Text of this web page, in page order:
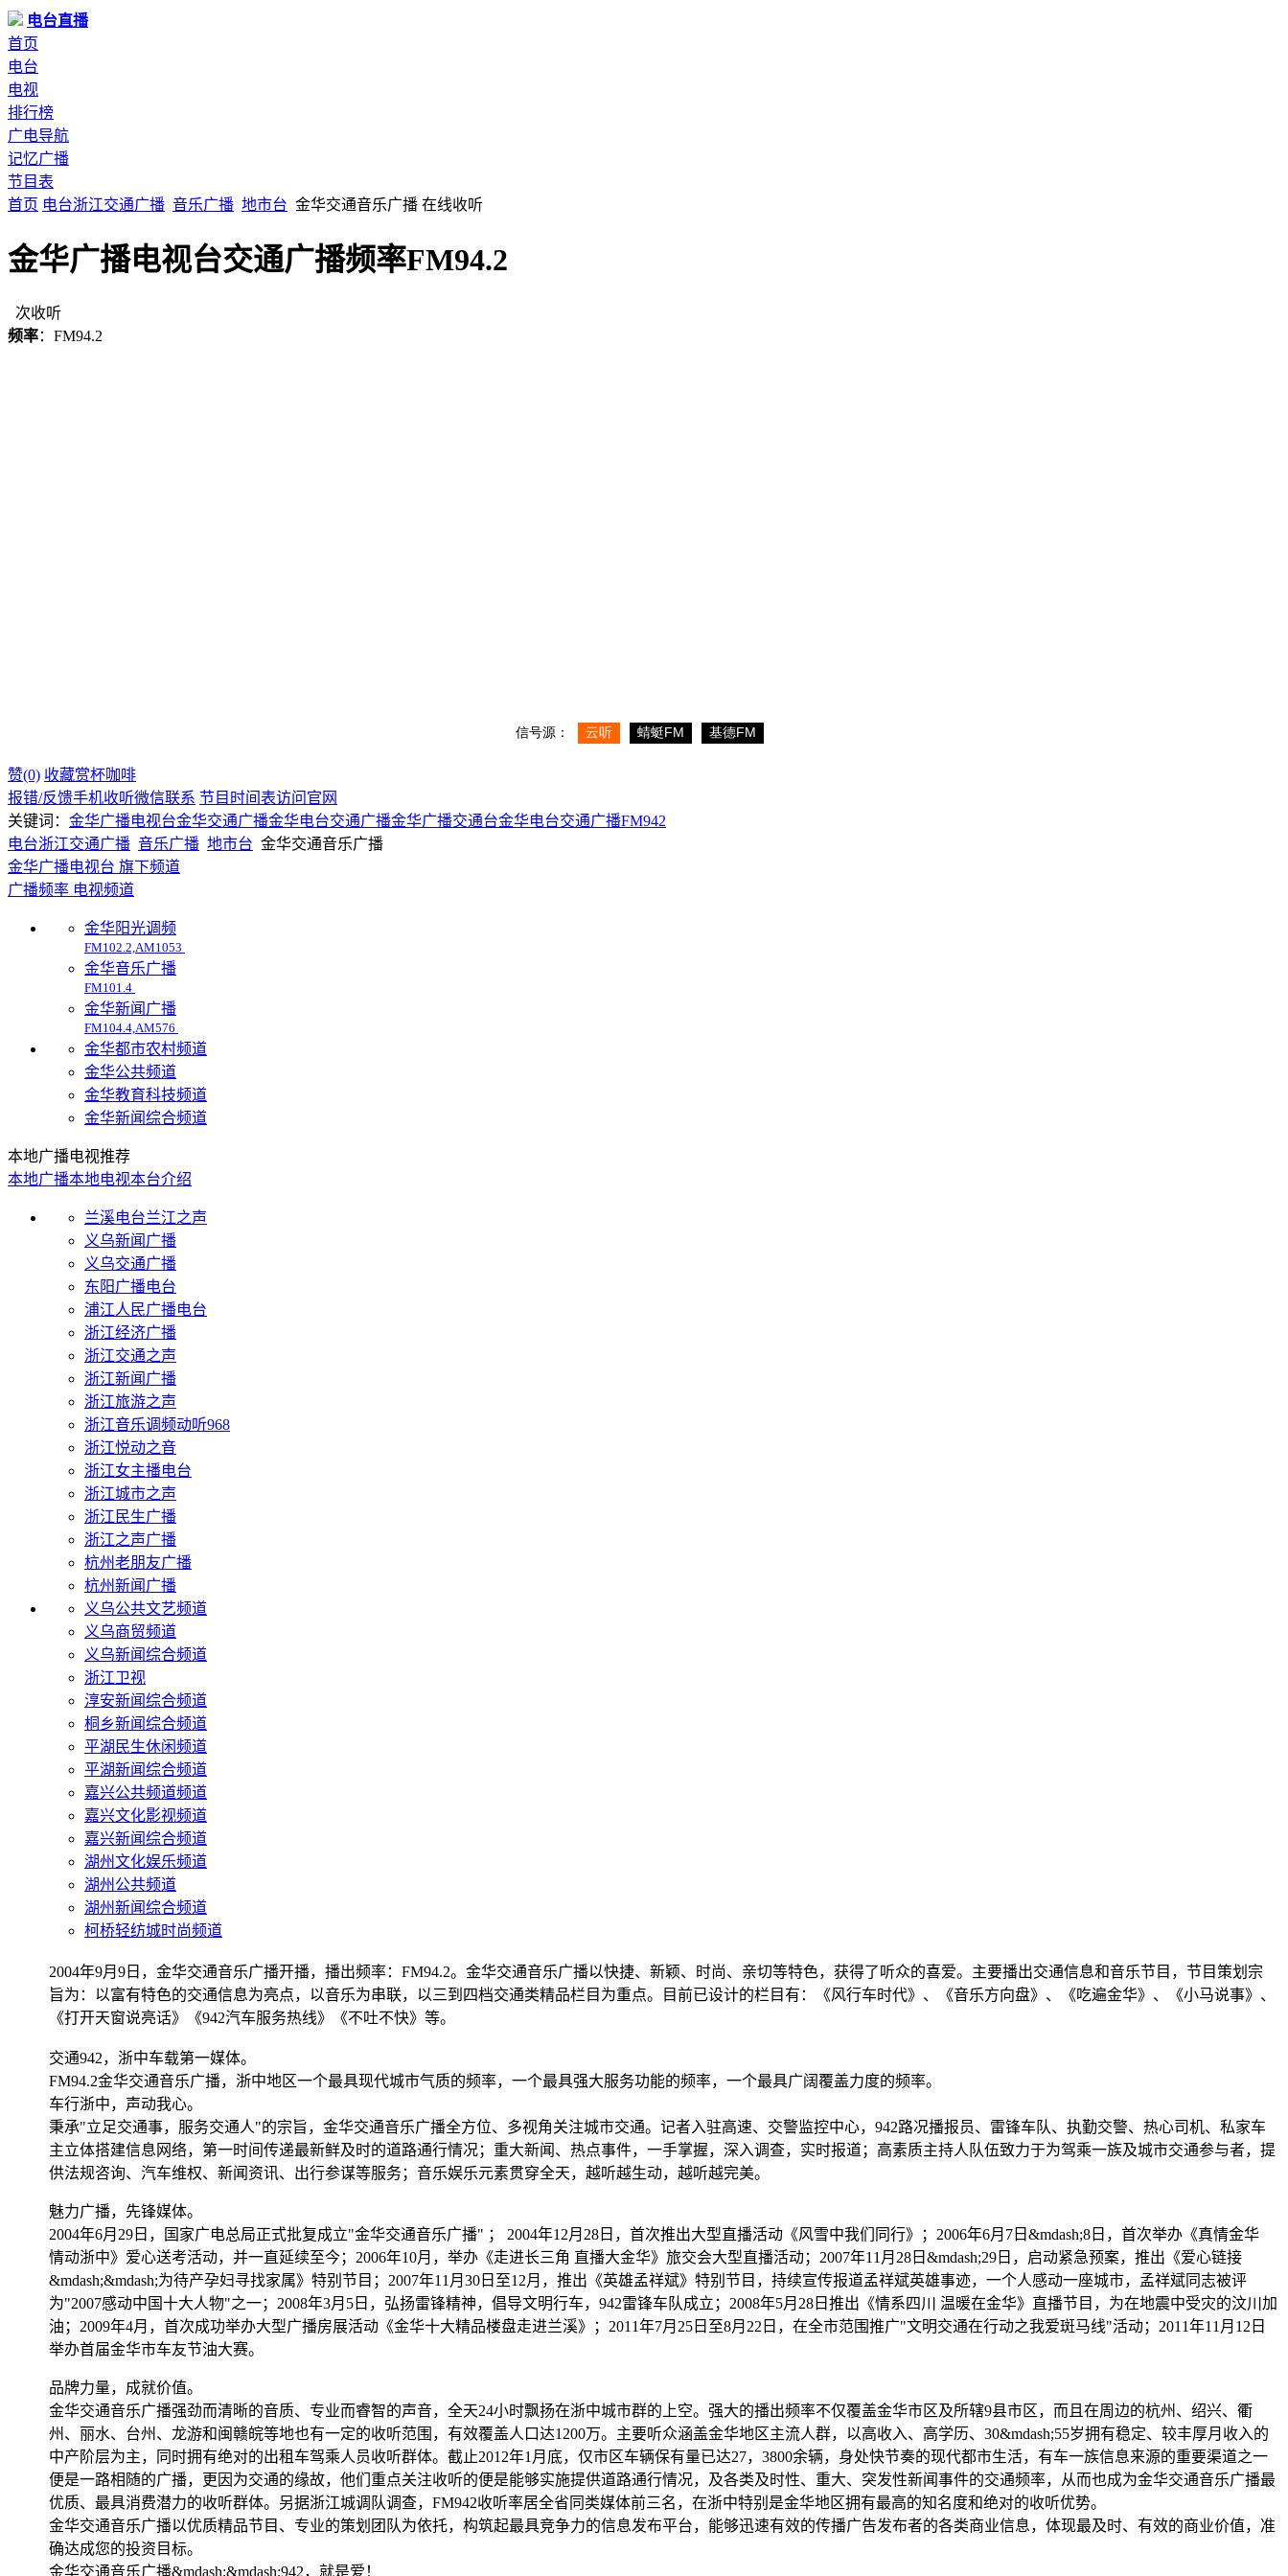
电台直播
首页
电台
电视
排行榜
广电导航
记忆广播
节目表
首页 电台浙江交通广播 音乐广播 地市台 金华交通音乐广播 在线收听
金华广播电视台交通广播频率FM94.2
次收听
频率：FM94.2
赞(0) 收藏赏杯咖啡
报错/反馈手机收听微信联系 节目时间表访问官网
关键词： 金华广播电视台金华交通广播金华电台交通广播金华广播交通台金华电台交通广播FM942
电台浙江交通广播 音乐广播 地市台 金华交通音乐广播
金华广播电视台 旗下频道
广播频率 电视频道
金华阳光调频
FM102.2,AM1053
金华音乐广播
FM101.4
金华新闻广播
FM104.4,AM576
金华都市农村频道
金华公共频道
金华教育科技频道
金华新闻综合频道
本地广播电视推荐
本地广播本地电视本台介绍
兰溪电台兰江之声
义乌新闻广播
义乌交通广播
东阳广播电台
浦江人民广播电台
浙江经济广播
浙江交通之声
浙江新闻广播
浙江旅游之声
浙江音乐调频动听968
浙江悦动之音
浙江女主播电台
浙江城市之声
浙江民生广播
浙江之声广播
杭州老朋友广播
杭州新闻广播
义乌公共文艺频道
义乌商贸频道
义乌新闻综合频道
浙江卫视
淳安新闻综合频道
桐乡新闻综合频道
平湖民生休闲频道
平湖新闻综合频道
嘉兴公共频道频道
嘉兴文化影视频道
嘉兴新闻综合频道
湖州文化娱乐频道
湖州公共频道
湖州新闻综合频道
柯桥轻纺城时尚频道
2004年9月9日，金华交通音乐广播开播，播出频率：FM94.2。金华交通音乐广播以快捷、新颖、时尚、亲切等特色，获得了听众的喜爱。主要播出交通信息和音乐节目，节目策划宗
旨为：以富有特色的交通信息为亮点，以音乐为串联，以三到四档交通类精品栏目为重点。目前已设计的栏目有：《风行车时代》、《音乐方向盘》、《吃遍金华》、《小马说事》、
《打开天窗说亮话》《942汽车服务热线》《不吐不快》等。
交通942，浙中车载第一媒体。
FM94.2金华交通音乐广播，浙中地区一个最具现代城市气质的频率，一个最具强大服务功能的频率，一个最具广阔覆盖力度的频率。
车行浙中，声动我心。
秉承"立足交通事，服务交通人"的宗旨，金华交通音乐广播全方位、多视角关注城市交通。记者入驻高速、交警监控中心，942路况播报员、雷锋车队、执勤交警、热心司机、私家车
主立体搭建信息网络，第一时间传递最新鲜及时的道路通行情况；重大新闻、热点事件，一手掌握，深入调查，实时报道；高素质主持人队伍致力于为驾乘一族及城市交通参与者，提
供法规咨询、汽车维权、新闻资讯、出行参谋等服务；音乐娱乐元素贯穿全天，越听越生动，越听越完美。
魅力广播，先锋媒体。
2004年6月29日，国家广电总局正式批复成立"金华交通音乐广播" ； 2004年12月28日，首次推出大型直播活动《风雪中我们同行》；2006年6月7日&mdash;8日，首次举办《真情金华
情动浙中》爱心送考活动，并一直延续至今；2006年10月，举办《走进长三角 直播大金华》旅交会大型直播活动；2007年11月28日&mdash;29日，启动紧急预案，推出《爱心链接
&mdash;&mdash;为待产孕妇寻找家属》特别节目；2007年11月30日至12月，推出《英雄孟祥斌》特别节目，持续宣传报道孟祥斌英雄事迹，一个人感动一座城市，孟祥斌同志被评
为"2007感动中国十大人物"之一；2008年3月5日，弘扬雷锋精神，倡导文明行车，942雷锋车队成立；2008年5月28日推出《情系四川 温暖在金华》直播节目，为在地震中受灾的汶川加
油；2009年4月，首次成功举办大型广播房展活动《金华十大精品楼盘走进兰溪》；2011年7月25日至8月22日，在全市范围推广"文明交通在行动之我爱斑马线"活动；2011年11月12日
举办首届金华市车友节油大赛。
品牌力量，成就价值。
金华交通音乐广播强劲而清晰的音质、专业而睿智的声音，全天24小时飘扬在浙中城市群的上空。强大的播出频率不仅覆盖金华市区及所辖9县市区，而且在周边的杭州、绍兴、衢
州、丽水、台州、龙游和闽赣皖等地也有一定的收听范围，有效覆盖人口达1200万。主要听众涵盖金华地区主流人群，以高收入、高学历、30&mdash;55岁拥有稳定、较丰厚月收入的
中产阶层为主，同时拥有绝对的出租车驾乘人员收听群体。截止2012年1月底，仅市区车辆保有量已达27，3800余辆，身处快节奏的现代都市生活，有车一族信息来源的重要渠道之一
便是一路相随的广播，更因为交通的缘故，他们重点关注收听的便是能够实施提供道路通行情况，及各类及时性、重大、突发性新闻事件的交通频率，从而也成为金华交通音乐广播最
优质、最具消费潜力的收听群体。另据浙江城调队调查，FM942收听率居全省同类媒体前三名，在浙中特别是金华地区拥有最高的知名度和绝对的收听优势。
金华交通音乐广播以优质精品节目、专业的策划团队为依托，构筑起最具竞争力的信息发布平台，能够迅速有效的传播广告发布者的各类商业信息，体现最及时、有效的商业价值，准
确达成您的投资目标。
金华交通音乐广播&mdash;&mdash;942，就是爱！